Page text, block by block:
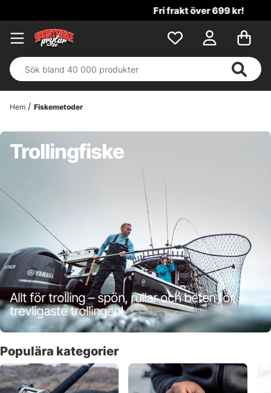
Fri frakt över 699 kr!
Hem Fiskemetoder
Trollingfiske
Allt för trolling – spön, rullar och beten för
trevligaste trollingen!
Populära kategorier